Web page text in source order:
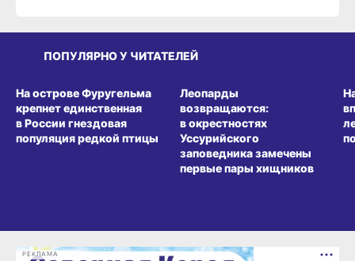
ПОПУЛЯРНО У ЧИТАТЕЛЕЙ
На острове Фуругельма
крепнет единственная
в России гнездовая
популяция редкой птицы
Леопарды
возвращаются:
в окрестностях
Уссурийского
заповедника замечены
первые пары хищников
РЕКЛАМА